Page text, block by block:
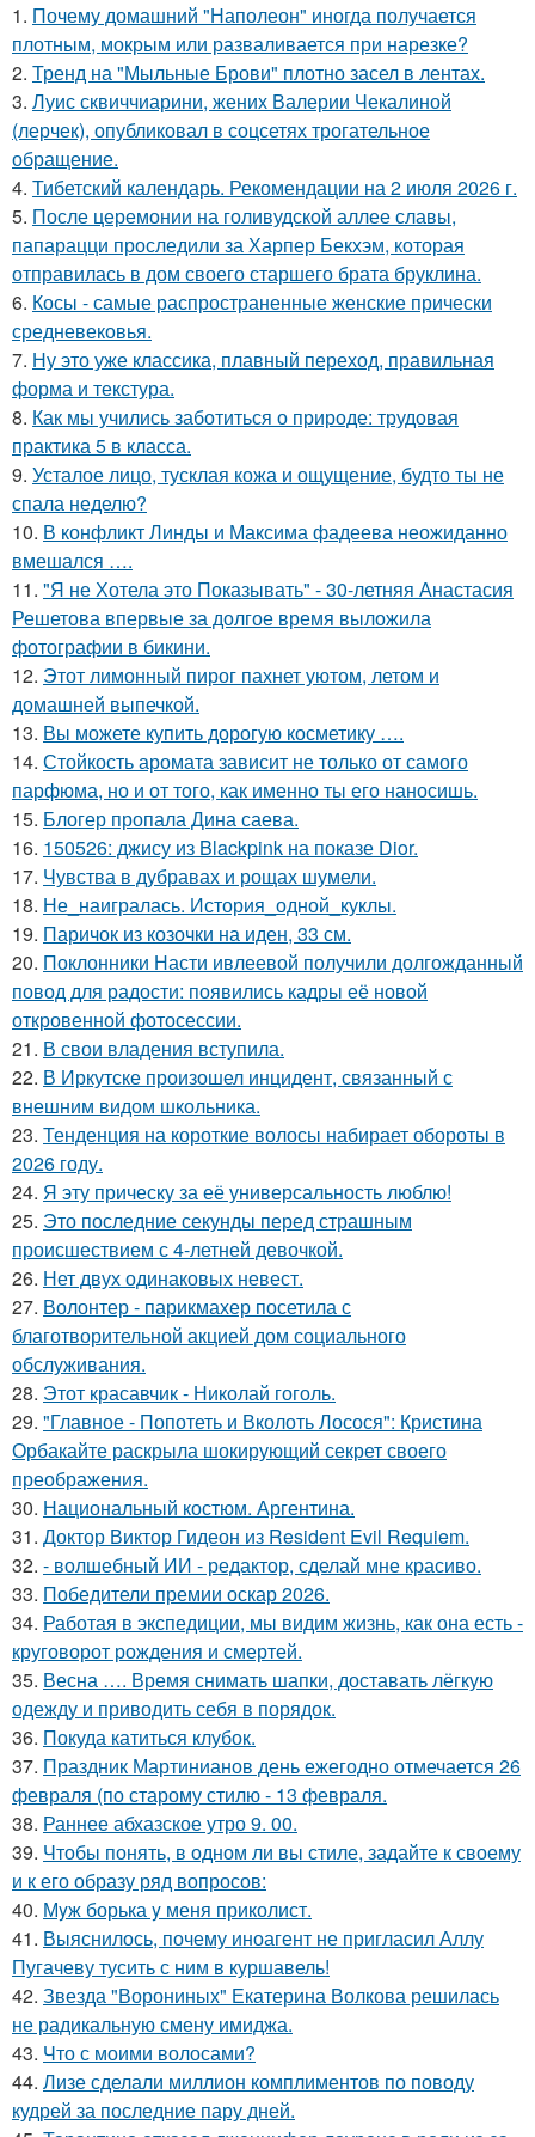
1. Почему домашний "Наполеон" иногда получается
плотным, мокрым или разваливается при нарезке?
2. Тренд на "Мыльные Брови" плотно засел в лентах.
3. Луис сквиччиарини, жених Валерии Чекалиной
(лерчек), опубликовал в соцсетях трогательное
обращение.
4. Тибетский календарь. Рекомендации на 2 июля 2026 г.
5. После церемонии на голивудской аллее славы,
папарацци проследили за Харпер Бекхэм, которая
отправилась в дом своего старшего брата бруклина.
6. Косы - самые распространенные женские прически
средневековья.
7. Ну это уже классика, плавный переход, правильная
форма и текстура.
8. Как мы учились заботиться о природе: трудовая
практика 5 в класса.
9. Усталое лицо, тусклая кожа и ощущение, будто ты не
спала неделю?
10. В конфликт Линды и Максима фадеева неожиданно
вмешался ….
11. "Я не Хотела это Показывать" - 30-летняя Анастасия
Решетова впервые за долгое время выложила
фотографии в бикини.
12. Этот лимонный пирог пахнет уютом, летом и
домашней выпечкой.
13. Вы можете купить дорогую косметику ….
14. Стойкость аромата зависит не только от самого
парфюма, но и от того, как именно ты его наносишь.
15. Блогер пропала Дина саева.
16. 150526: джису из Blackpink на показе Dior.
17. Чувства в дубравах и рощах шумели.
18. Не_наигралась. История_одной_куклы.
19. Паричок из козочки на иден, 33 см.
20. Поклонники Насти ивлеевой получили долгожданный
повод для радости: появились кадры её новой
откровенной фотосессии.
21. В свои владения вступила.
22. В Иркутске произошел инцидент, связанный с
внешним видом школьника.
23. Тенденция на короткие волосы набирает обороты в
2026 году.
24. Я эту прическу за её универсальность люблю!
25. Это последние секунды перед страшным
происшествием с 4-летней девочкой.
26. Нет двух одинаковых невест.
27. Волонтер - парикмахер посетила с
благотворительной акцией дом социального
обслуживания.
28. Этот красавчик - Николай гоголь.
29. "Главное - Попотеть и Вколоть Лосося": Кристина
Орбакайте раскрыла шокирующий секрет своего
преображения.
30. Национальный костюм. Аргентина.
31. Доктор Виктор Гидеон из Resident Evil Requiem.
32. - волшебный ИИ - редактор, сделай мне красиво.
33. Победители премии оскар 2026.
34. Работая в экспедиции, мы видим жизнь, как она есть -
круговорот рождения и смертей.
35. Весна …. Время снимать шапки, доставать лёгкую
одежду и приводить себя в порядок.
36. Покуда катиться клубок.
37. Праздник Мартинианов день ежегодно отмечается 26
февраля (по старому стилю - 13 февраля.
38. Раннее абхазское утро 9. 00.
39. Чтобы понять, в одном ли вы стиле, задайте к своему
и к его образу ряд вопросов:
40. Мyж борька y меня приколист.
41. Выяснилось, почему иноагент не пригласил Аллу
Пугачеву тусить с ним в куршавель!
42. Звезда "Ворониных" Екатерина Волкова решилась
не радикальную смену имиджа.
43. Что с моими волосами?
44. Лизе сделали миллион комплиментов по поводу
кудрей за последние пару дней.